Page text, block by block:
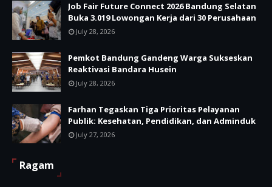
Job Fair Future Connect 2026 Bandung Selatan
Buka 3.019 Lowongan Kerja dari 30 Perusahaan
July 28, 2026
Pemkot Bandung Gandeng Warga Sukseskan
Reaktivasi Bandara Husein
July 28, 2026
Farhan Tegaskan Tiga Prioritas Pelayanan
Publik: Kesehatan, Pendidikan, dan Adminduk
July 27, 2026
Ragam